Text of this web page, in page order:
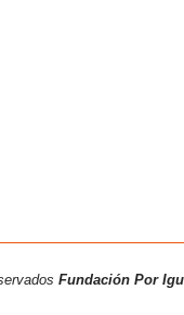
Fundación Por